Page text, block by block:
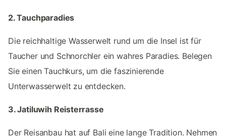
2. Tauchparadies
Die reichhaltige Wasserwelt rund um die Insel ist für
Taucher und Schnorchler ein wahres Paradies. Belegen
Sie einen Tauchkurs, um die faszinierende
Unterwasserwelt zu entdecken.
3. Jatiluwih Reisterrasse
Der Reisanbau hat auf Bali eine lange Tradition. Nehmen